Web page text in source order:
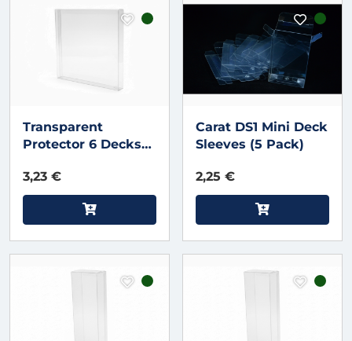
Transparent
Protector 6 Decks
3,23 €
Carat DS1 Mini Deck
Sleeves (5 Pack)
2,25 €